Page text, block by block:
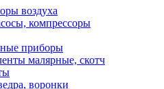
воздуха
компрессоры
приборы
малярные, скотч
воронки